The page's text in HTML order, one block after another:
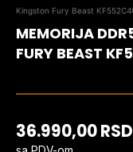
Kingston Fury Beast
MEMORIJA
FURY BEAST
36.990,00RSD